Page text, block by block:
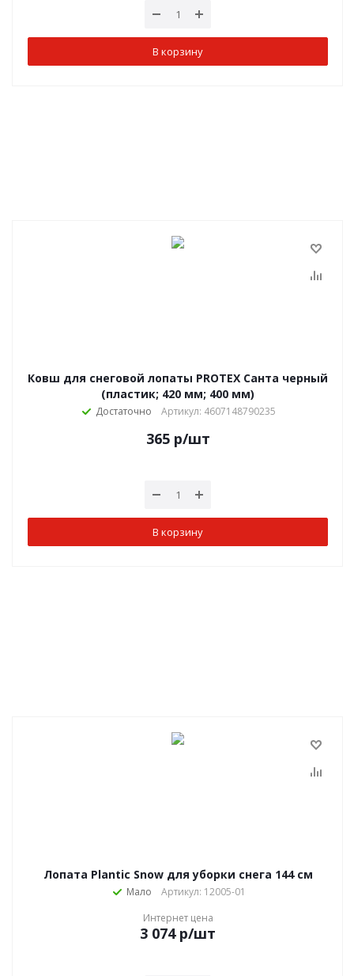
В корзину
Ковш для снеговой лопаты PROTEX Санта черный
(пластик; 420 мм; 400 мм)
Достаточно Артикул: 4607148790235
365р/шт
В корзину
Лопата Plantic Snow для уборки снега 144 см
Мало
Артикул: 12005-01
Интернет цена
3 074р/шт